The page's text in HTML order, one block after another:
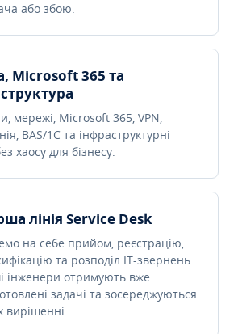
або збою.
Microsoft 365 та
мережі, Microsoft 365, VPN,
BAS/1C та інфраструктурні
хаосу для бізнесу.
лінія Service Desk
на себе прийом, реєстрацію,
та розподіл IT-звернень.
інженери отримують вже
задачі та зосереджуються
вирішенні.